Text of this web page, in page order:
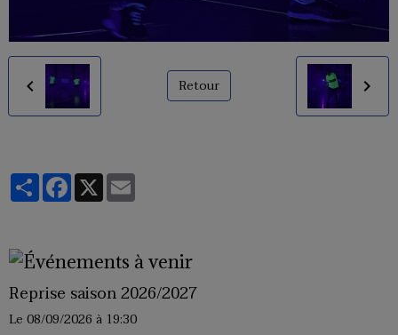
Retour
PartagerFacebook
X
Reprise saison 2026/2027
Le 08/09/2026 à 19:30